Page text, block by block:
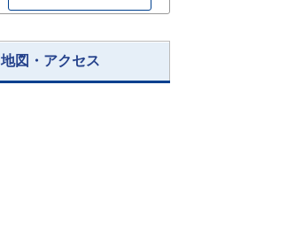
地図・アクセス